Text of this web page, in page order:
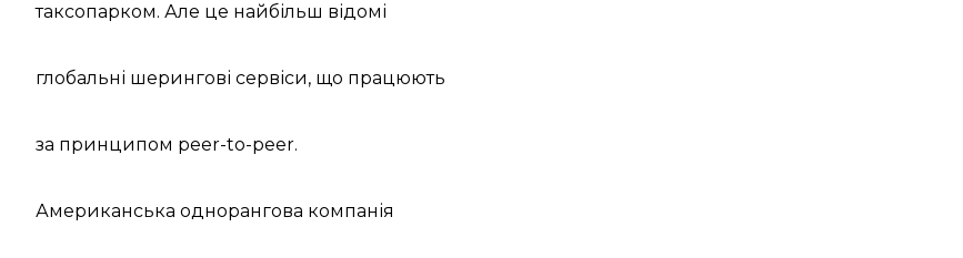
таксопарком. Але це найбільш відомі
глобальні шерингові сервіси, що працюють
за принципом peer-to-peer.
Американська однорангова компанія